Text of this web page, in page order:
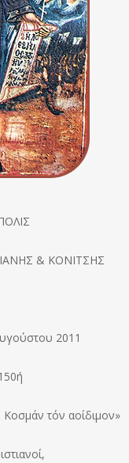
& ΚΟΝΙΤΣΗΣ
2011
τόν αοίδιμον»